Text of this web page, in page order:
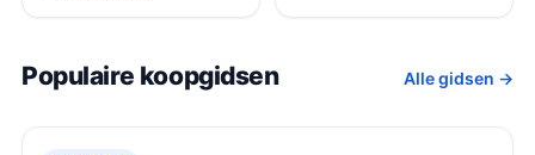
Populaire koopgidsen Alle gidsen →